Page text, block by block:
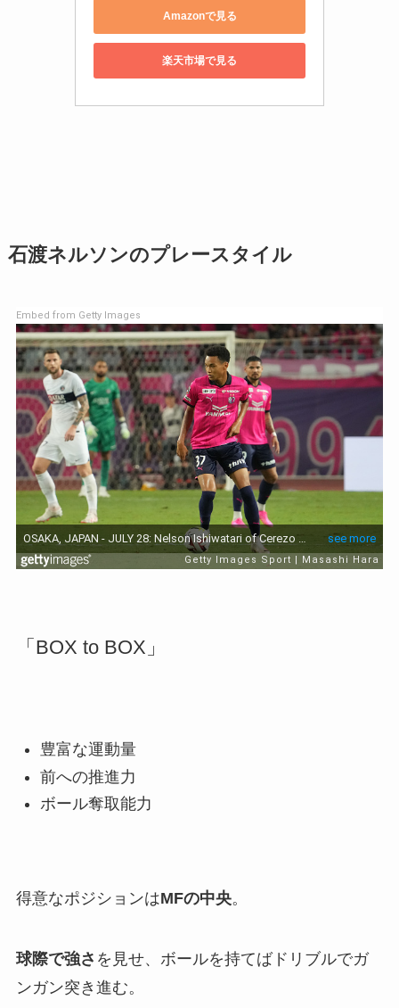
Amazonで見る
楽天市場で見る
石渡ネルソンのプレースタイル
Embed from Getty Images
「BOX to BOX」
豊富な運動量
前への推進力
ボール奪取能力
得意なポジションはMFの中央。
球際で強さ を見せ、ボールを持てばドリブルでガ
ンガン突き進む。